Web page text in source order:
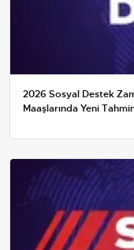
2026 Sosyal Destek
Maaşlarında Yeni